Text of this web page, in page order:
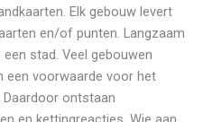
Elk gebouw levert
en/of punten. Langzaam
stad. Veel gebouwen
een voorwaarde voor het
ontstaan